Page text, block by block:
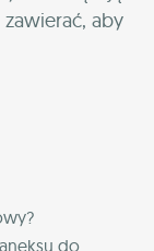
aby
do